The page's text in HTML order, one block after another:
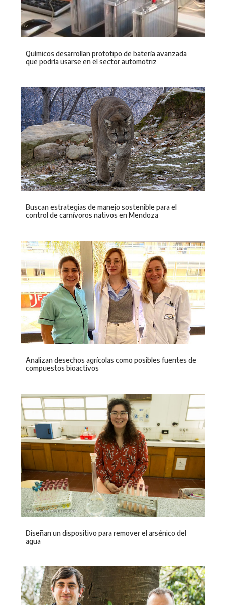
Químicos desarrollan prototipo de batería avanzada
que podría usarse en el sector automotriz
Buscan estrategias de manejo sostenible para el
control de carnívoros nativos en Mendoza
Analizan desechos agrícolas como posibles fuentes de
compuestos bioactivos
Diseñan un dispositivo para remover el arsénico del
agua